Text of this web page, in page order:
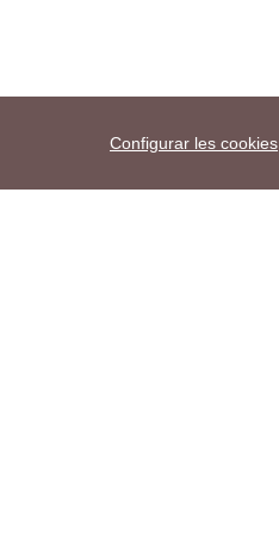
Configurar les cookies